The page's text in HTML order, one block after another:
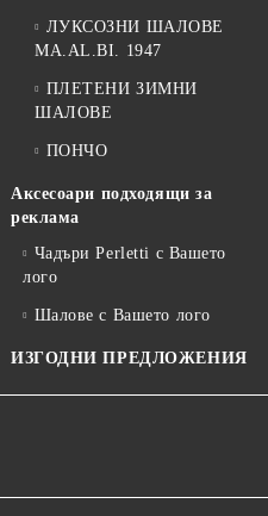
ЛУКСОЗНИ ШАЛОВЕ
MA.AL.BI. 1947
ПЛЕТЕНИ ЗИМНИ
ШАЛОВЕ
ПОНЧО
Аксесоари подходящи за
реклама
Чадъри Perletti с Вашето
лого
Шалове с Вашето лого
ИЗГОДНИ ПРЕДЛОЖЕНИЯ